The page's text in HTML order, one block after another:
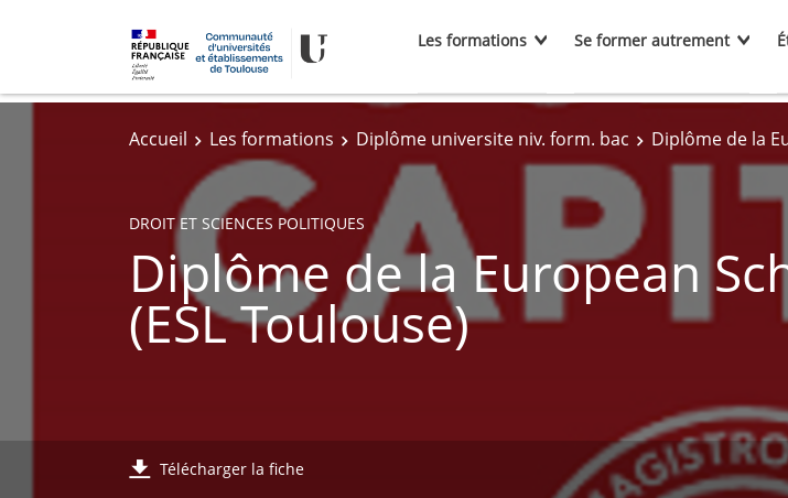
Les formations Se former autrement
Accueil Les formations Diplôme universite niv. form. bac Diplôme de la
DROIT ET SCIENCES POLITIQUES
Diplôme de la European
(ESL Toulouse)
Télécharger la fiche